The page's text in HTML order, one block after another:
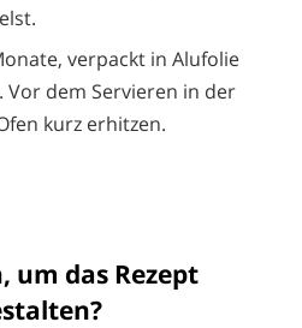
verpackt in Alufolie
dem Servieren in der
kurz erhitzen.
um das Rezept